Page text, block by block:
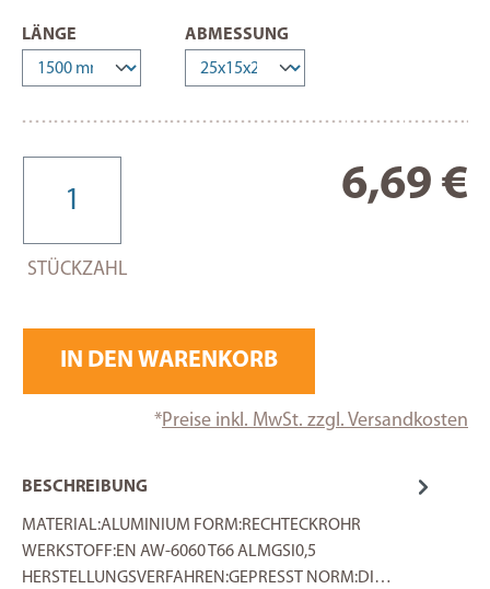
LÄNGE ABMESSUNG
6,69 €
STÜCKZAHL
IN DEN WARENKORB
*Preise inkl. MwSt. zzgl. Versandkosten
BESCHREIBUNG
MATERIAL:ALUMINIUM FORM:RECHTECKROHR
WERKSTOFF:EN AW-6060 T66 ALMGSI0,5
HERSTELLUNGSVERFAHREN:GEPRESST NORM:DI…